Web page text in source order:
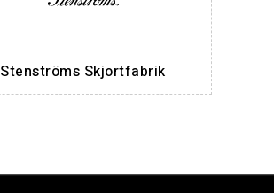
Stenströms Skjortfabrik